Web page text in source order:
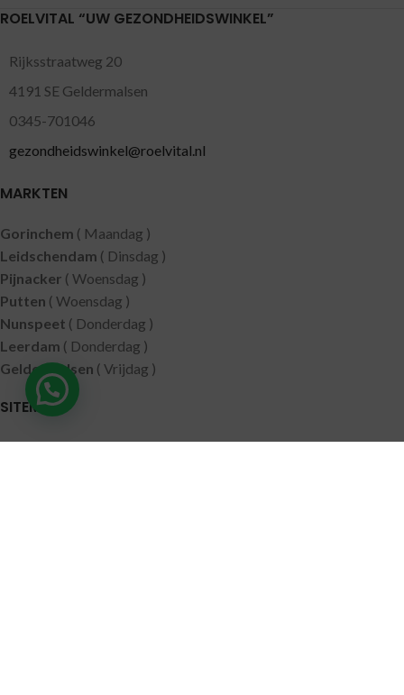
ROELVITAL “UW GEZONDHEIDSWINKEL”
Rijksstraatweg 20
4191 SE Geldermalsen
0345-701046
gezondheidswinkel@roelvital.nl
MARKTEN
Gorinchem ( Maandag )
Leidschendam ( Dinsdag )
Pijnacker ( Woensdag )
Putten ( Woensdag )
Nunspeet ( Donderdag )
Leerdam ( Donderdag )
Geldermalsen ( Vrijdag )
SITEMAP
Alle producten